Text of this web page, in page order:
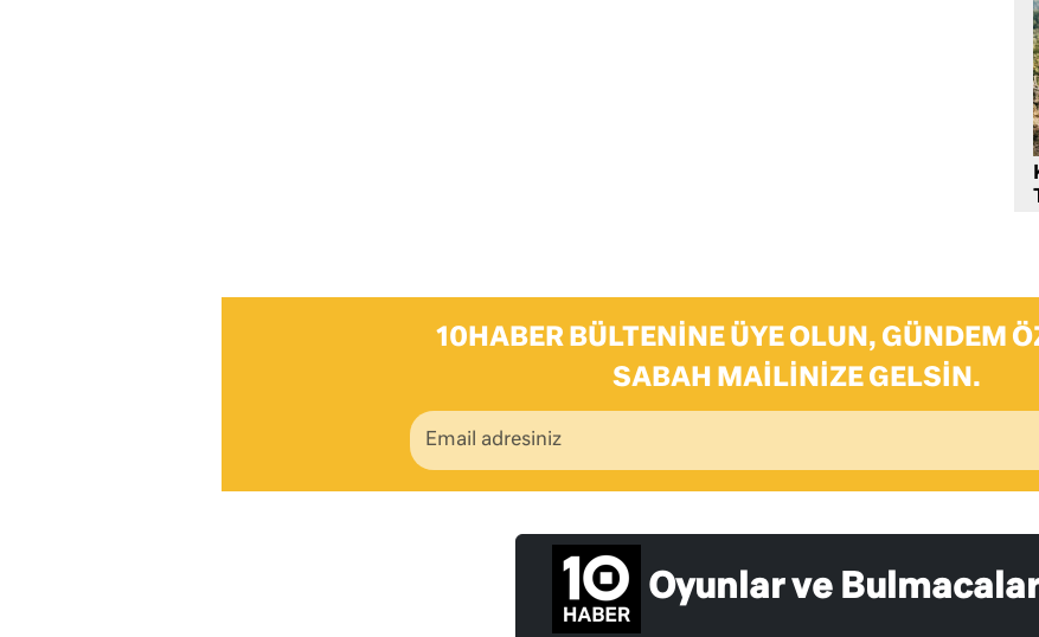
10HABER BÜLTENINE ÜYE OLUN, GÜNDEM
SABAH MAILINIZE GELSIN.
Oyunlar ve Bulmacalar